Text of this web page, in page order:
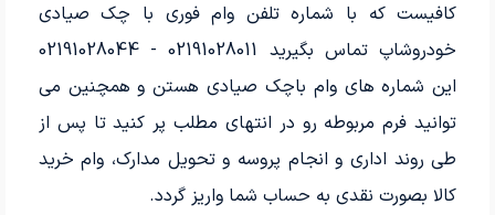
کافیست که با شماره تلفن وام فوری با چک صیادی
خودروشاپ تماس بگیرید 02191028011 - 02191028044
این شماره های وام باچک صیادی هستن و همچنین می
توانید فرم مربوطه رو در انتهای مطلب پر کنید تا پس از
طی روند اداری و انجام پروسه و تحویل مدارک، وام خرید
کالا بصورت نقدی به حساب شما واریز گردد.